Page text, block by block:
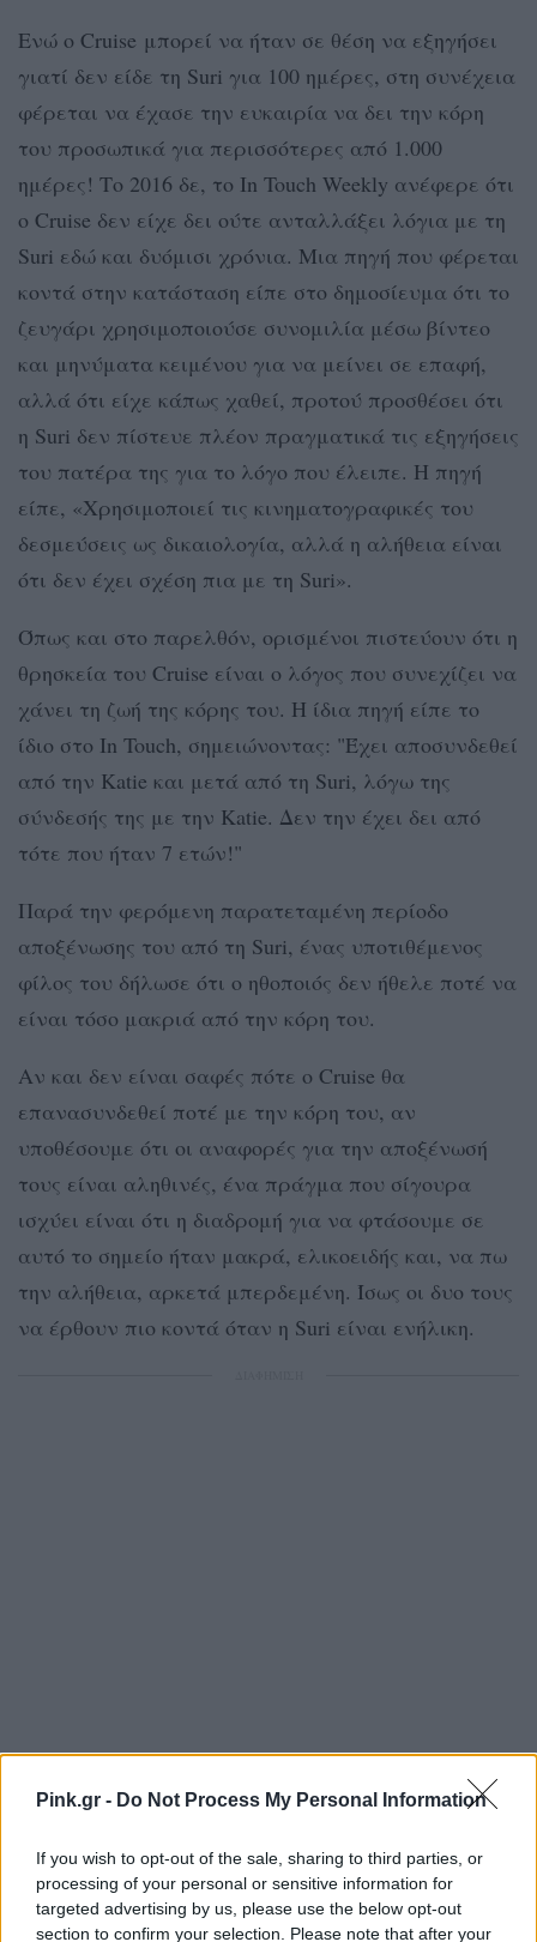
Pink.gr - Do Not Process My Personal Information
If you wish to opt-out of the sale, sharing to third parties, or
processing of your personal or sensitive information for
targeted advertising by us, please use the below opt-out
section to confirm your selection. Please note that after your
Ενώ ο Cruise μπορεί να ήταν σε θέση να εξηγήσει
γιατί δεν είδε τη Suri για 100 ημέρες, στη συνέχεια
φέρεται να έχασε την ευκαιρία να δει την κόρη
του προσωπικά για περισσότερες από 1.000
ημέρες! Το 2016 δε, το In Touch Weekly ανέφερε ότι
ο Cruise δεν είχε δει ούτε ανταλλάξει λόγια με τη
Suri εδώ και δυόμισι χρόνια. Μια πηγή που φέρεται
κοντά στην κατάσταση είπε στο δημοσίευμα ότι το
ζευγάρι χρησιμοποιούσε συνομιλία μέσω βίντεο
και μηνύματα κειμένου για να μείνει σε επαφή,
αλλά ότι είχε κάπως χαθεί, προτού προσθέσει ότι
η Suri δεν πίστευε πλέον πραγματικά τις εξηγήσεις
του πατέρα της για το λόγο που έλειπε. Η πηγή
είπε, «Χρησιμοποιεί τις κινηματογραφικές του
δεσμεύσεις ως δικαιολογία, αλλά η αλήθεια είναι
ότι δεν έχει σχέση πια με τη Suri».
Όπως και στο παρελθόν, ορισμένοι πιστεύουν ότι η
θρησκεία του Cruise είναι ο λόγος που συνεχίζει να
χάνει τη ζωή της κόρης του. Η ίδια πηγή είπε το
ίδιο στο In Touch, σημειώνοντας: "Έχει αποσυνδεθεί
από την Katie και μετά από τη Suri, λόγω της
σύνδεσής της με την Katie. Δεν την έχει δει από
τότε που ήταν 7 ετών!"
Παρά την φερόμενη παρατεταμένη περίοδο
αποξένωσης του από τη Suri, ένας υποτιθέμενος
φίλος του δήλωσε ότι ο ηθοποιός δεν ήθελε ποτέ να
είναι τόσο μακριά από την κόρη του.
Αν και δεν είναι σαφές πότε ο Cruise θα
επανασυνδεθεί ποτέ με την κόρη του, αν
υποθέσουμε ότι οι αναφορές για την αποξένωσή
τους είναι αληθινές, ένα πράγμα που σίγουρα
ισχύει είναι ότι η διαδρομή για να φτάσουμε σε
αυτό το σημείο ήταν μακρά, ελικοειδής και, να πω
την αλήθεια, αρκετά μπερδεμένη. Ίσως οι δυο τους
να έρθουν πιο κοντά όταν η Suri είναι ενήλικη.